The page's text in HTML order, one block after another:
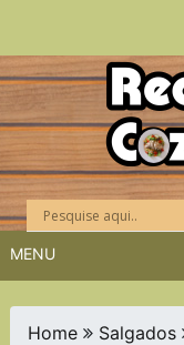
Skip
to
content
MENU
Home
Salgados